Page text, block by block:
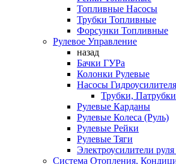
Топливные Насосы
Трубки Топливные
Форсунки Топливные
Рулевое Управление
назад
Бачки ГУРа
Колонки Рулевые
Насосы
Трубки,
Рулевые Карданы
Рулевые Колеса (Руль)
Рулевые Рейки
Рулевые Тяги
Электроусилители
Система Отопления,